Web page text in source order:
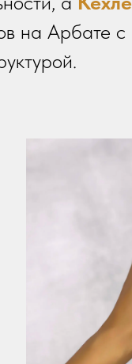
на Арбате с